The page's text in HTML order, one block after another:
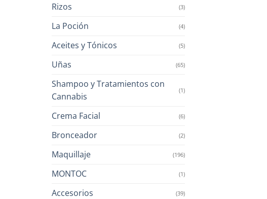
Rizos (3)
La Poción (4)
Aceites y Tónicos (5)
Uñas (65)
Shampoo y Tratamientos con
Cannabis
(1)
Crema Facial (6)
Bronceador (2)
Maquillaje (196)
MONTOC (1)
Accesorios (39)